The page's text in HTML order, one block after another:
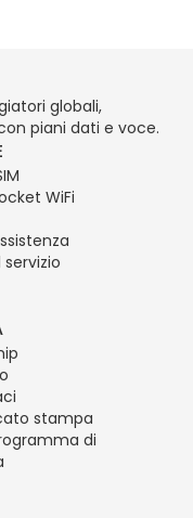
globali,
piani dati e voce.
WiFi
stampa
di